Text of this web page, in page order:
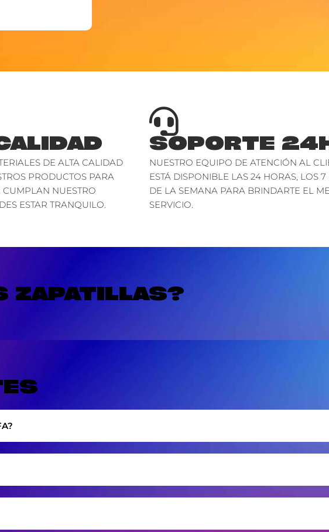
DE ALTA CALIDAD
PRODUCTOS PARA
NUESTRO
ESTAR TRANQUILO.
SOPORTE
NUESTRO EQUIPO DE ATENCIÓN AL
ESTÁ DISPONIBLE LAS 24 HORAS, LOS 7
DE LA SEMANA PARA BRINDARTE EL
SERVICIO.
ZAPATILLAS?